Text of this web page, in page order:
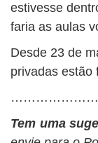
estivesse
faria as aulas
Desde 23 de
privadas estão
Tem uma